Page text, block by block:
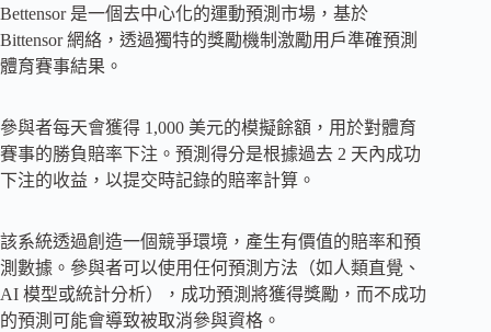
Bettensor 是一個去中心化的運動預測市場，基於
Bittensor 網絡，透過獨特的獎勵機制激勵用戶準確預測
體育賽事結果。
參與者每天會獲得 1,000 美元的模擬餘額，用於對體育
賽事的勝負賠率下注。預測得分是根據過去 2 天內成功
下注的收益，以提交時記錄的賠率計算。
該系統透過創造一個競爭環境，產生有價值的賠率和預
測數據。參與者可以使用任何預測方法（如人類直覺、
AI 模型或統計分析），成功預測將獲得獎勵，而不成功
的預測可能會導致被取消參與資格。